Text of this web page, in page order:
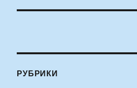
РУБРИКИ